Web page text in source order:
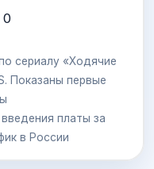
0
сериалу «Ходячие
Показаны первые
платы за
в России